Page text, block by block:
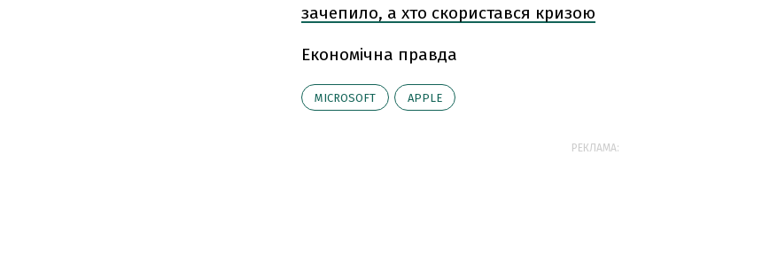
зачепило, а хто скористався кризою
Економічна правда
MICROSOFT АPPLE
РЕКЛАМА: